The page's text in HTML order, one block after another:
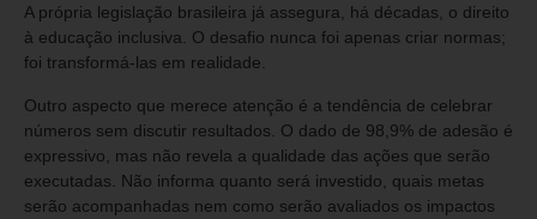
A própria legislação brasileira já assegura, há décadas, o direito
à educação inclusiva. O desafio nunca foi apenas criar normas;
foi transformá-las em realidade.
Outro aspecto que merece atenção é a tendência de celebrar
números sem discutir resultados. O dado de 98,9% de adesão é
expressivo, mas não revela a qualidade das ações que serão
executadas. Não informa quanto será investido, quais metas
serão acompanhadas nem como serão avaliados os impactos